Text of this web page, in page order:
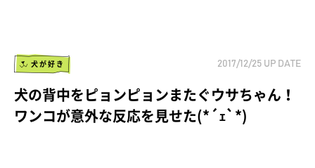
犬が好き 2017/12/25 UP DATE
犬の背中をピョンピョンまたぐウサちゃん！
ワンコが意外な反応を見せた(*´ｪ`*)